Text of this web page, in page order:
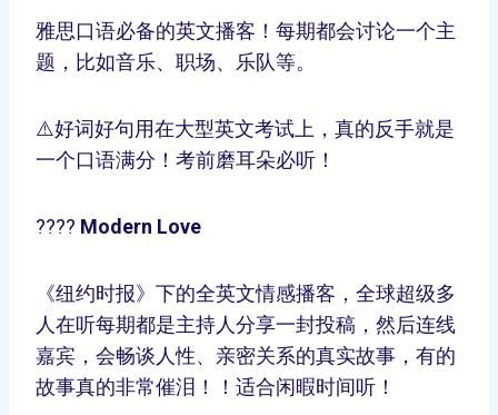
雅思口语必备的英文播客！每期都会讨论一个主
题，比如音乐、职场、乐队等。
⚠️好词好句用在大型英文考试上，真的反手就是
一个口语满分！考前磨耳朵必听！
???? Modern Love
《纽约时报》下的全英文情感播客，全球超级多
人在听每期都是主持人分享一封投稿，然后连线
嘉宾，会畅谈人性、亲密关系的真实故事，有的
故事真的非常催泪！！适合闲暇时间听！